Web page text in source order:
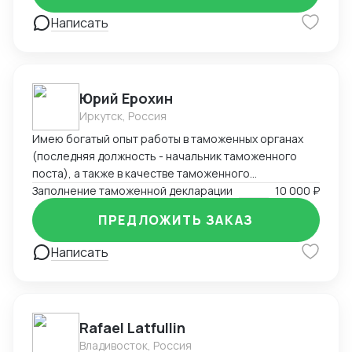
Написать
Юрий Ерохин
Иркутск, Россия
Имею богатый опыт работы в таможенных органах
(последняя должность - начальник таможенного
поста), а также в качестве таможенного
представителя. Два высших образования -
таможенное дело и юриспруденция.
Заполнение таможенной декларации 10 000 ₽
Написать
ПРЕДЛОЖИТЬ ЗАКАЗ
Rafael Latfullin
Владивосток, Россия